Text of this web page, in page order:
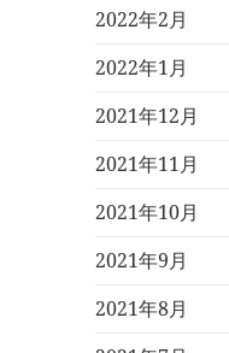
2022年2月
2022年1月
2021年12月
2021年11月
2021年10月
2021年9月
2021年8月